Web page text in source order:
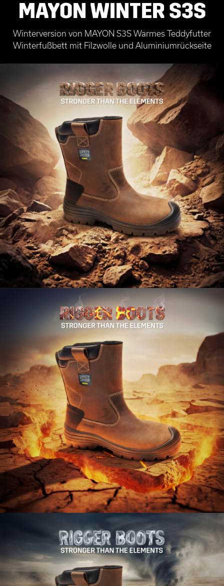
MAYON WINTER S3S
Winterversion von MAYON S3S Warmes Teddyfutter
Winterfußbett mit Filzwolle und Aluminiumrückseite